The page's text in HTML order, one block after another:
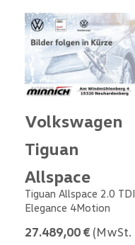
Volkswagen
Tiguan
Allspace
Tiguan Allspace 2.0 TDI
Elegance 4Motion
27.489,00 € (MwSt.